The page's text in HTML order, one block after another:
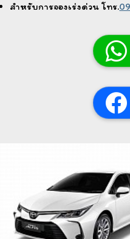
สำหรับการจองเร่งด่วน โทร.